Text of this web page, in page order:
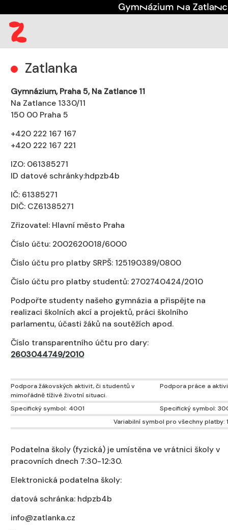
Zatlanka
Gymnázium, Praha 5, Na Zatlance 11
Na Zatlance 1330/11
150 00 Praha 5
+420 222 167 167
+420 222 167 221
IZO: 061385271
ID datové schránky:hdpzb4b
IČ: 61385271
DIČ: CZ61385271
Zřizovatel: Hlavní město Praha
Číslo účtu: 2002620018/6000
Číslo účtu pro platby SRPŠ: 125190389/0800
Číslo účtu pro platby studentů: 2702740424/2010
Podpořte studenty našeho gymnázia a přispějte na
realizaci školních akcí a projektů, práci školního
parlamentu, účasti žáků na soutěžích apod.
Číslo transparentního účtu pro dary:
2603044749/2010
Podpora žákovských aktivit, či studentů v
mimořádně tíživé životní situaci.
Podpora práce a
Specifický symbol: 4001
Specifický symbol:
Variabilní symbol pro všechny platby:
Podatelna školy (fyzická) je umístěna ve vrátnici školy v
pracovních dnech 7:30-12:30.
Elektronická podatelna školy:
datová schránka: hdpzb4b
info@zatlanka.cz